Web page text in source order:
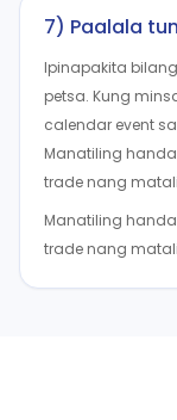
7) Paalala
Ipinapakita
petsa. Kung
calendar event
Manatiling
trade nang
Manatiling
trade nang